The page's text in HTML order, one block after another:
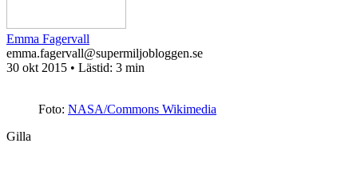
Emma Fagervall
emma.fagervall@supermiljobloggen.se
30 okt 2015 • Lästid: 3 min
Foto: NASA/Commons Wikimedia
Gilla